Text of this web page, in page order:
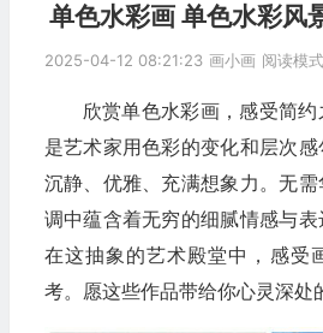
单色水彩画 单色水彩风
2025-04-12 08:21:23 画小画 阅读模式
欣赏单色水彩画，感受简
是艺术家用色彩的变化和层次感
沉静、优雅、充满想象力。无
调中蕴含着无穷的细腻情感与
在这抽象的艺术殿堂中，感受
考。愿这些作品带给你心灵深处